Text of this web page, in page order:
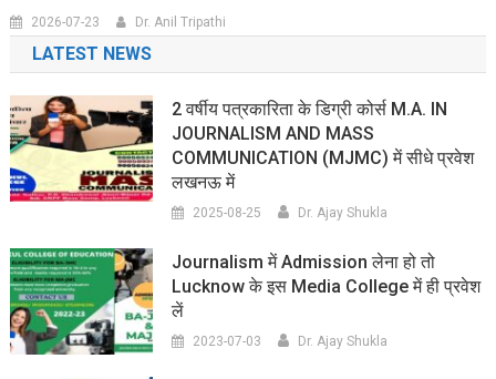
2026-07-23 Dr. Anil Tripathi
LATEST NEWS
2 वर्षीय पत्रकारिता के डिग्री कोर्स M.A. IN
JOURNALISM AND MASS
COMMUNICATION (MJMC) में सीधे प्रवेश
लखनऊ में
2025-08-25 Dr. Ajay Shukla
Journalism में Admission लेना हो तो
Lucknow के इस Media College में ही प्रवेश
लें
2023-07-03 Dr. Ajay Shukla